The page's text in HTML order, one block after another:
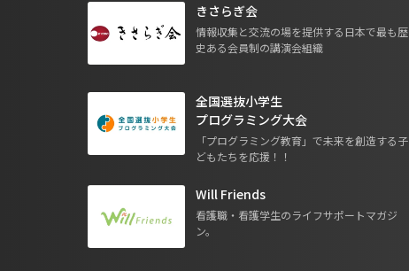
きさらぎ会
情報収集と交流の場を提供する日本で最も歴
史ある会員制の講演会組織
全国選抜小学生
プログラミング大会
「プログラミング教育」で未来を創造する子
どもたちを応援！！
Will Friends
看護職・看護学生のライフサポートマガジ
ン。